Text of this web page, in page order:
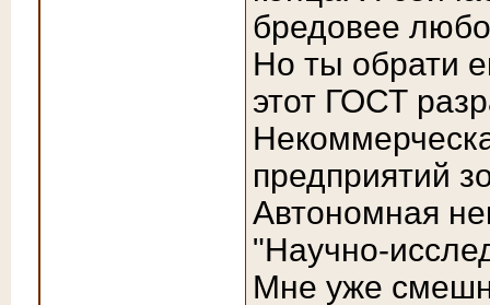
бредовее
Но ты обрати
этот ГОСТ
предприятий
Автономная
"Научно-
Мне уже